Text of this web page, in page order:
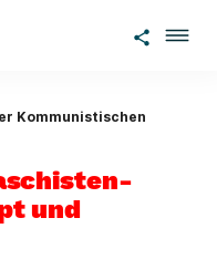
Kommunistischen
und